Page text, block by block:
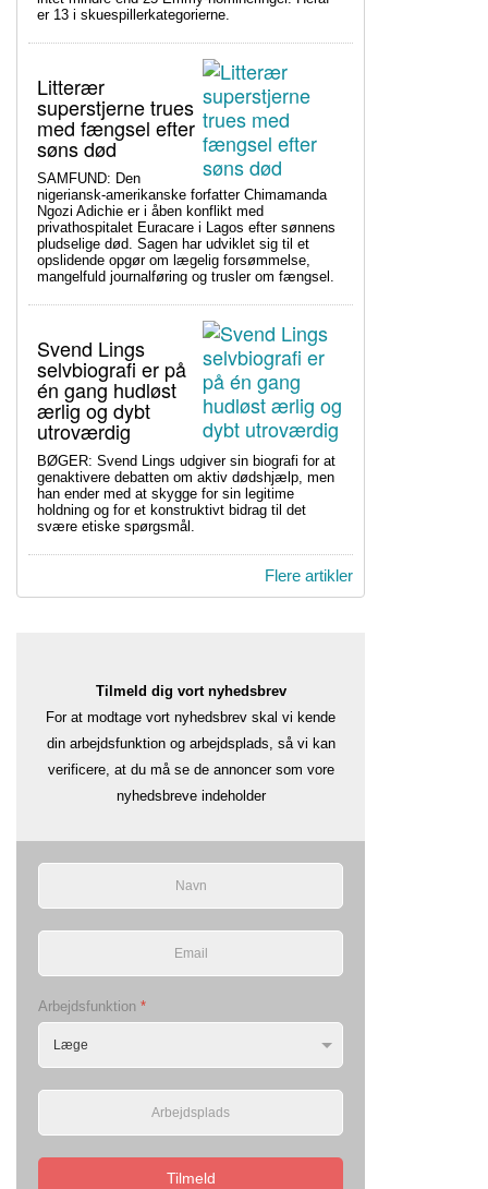
er 13 i skuespillerkategorierne.
Litterær
superstjerne trues
med fængsel efter
søns død
SAMFUND: Den
nigeriansk-amerikanske forfatter Chimamanda
Ngozi Adichie er i åben konflikt med
privathospitalet Euracare i Lagos efter sønnens
pludselige død. Sagen har udviklet sig til et
opslidende opgør om lægelig forsømmelse,
mangelfuld journalføring og trusler om fængsel.
Svend Lings
selvbiografi er på
én gang hudløst
ærlig og dybt
utroværdig
BØGER: Svend Lings udgiver sin biografi for at
genaktivere debatten om aktiv dødshjælp, men
han ender med at skygge for sin legitime
holdning og for et konstruktivt bidrag til det
svære etiske spørgsmål.
Flere artikler
Tilmeld dig vort nyhedsbrev
For at modtage vort nyhedsbrev skal vi kende
din arbejdsfunktion og arbejdsplads, så vi kan
verificere, at du må se de annoncer som vore
nyhedsbreve indeholder
Arbejdsfunktion *
Tilmeld